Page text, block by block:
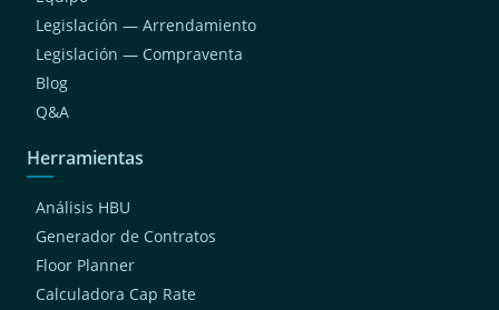
Legislación — Arrendamiento
Legislación — Compraventa
Blog
Q&A
Herramientas
Análisis HBU
Generador de Contratos
Floor Planner
Calculadora Cap Rate